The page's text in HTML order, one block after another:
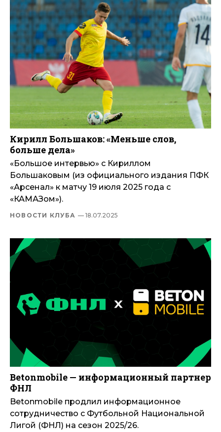
Кирилл Большаков: «Меньше слов,
больше дела»
«Большое интервью» с Кириллом
Большаковым (из официального издания ПФК
«Арсенал» к матчу 19 июля 2025 года с
«КАМАЗом»).
НОВОСТИ КЛУБА — 18.07.2025
Betonmobile — информационный партнер
ФНЛ
Betonmobile продлил информационное
сотрудничество с Футбольной Национальной
Лигой (ФНЛ) на сезон 2025/26.